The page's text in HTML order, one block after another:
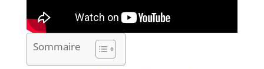
Sommaire